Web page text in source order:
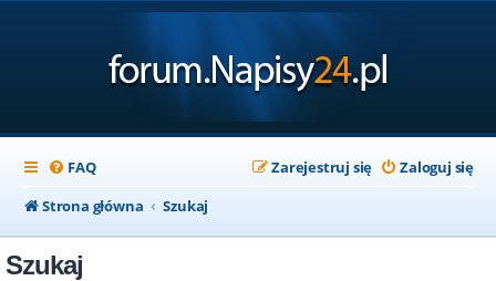
FAQ Zaloguj się
Zarejestruj się
Strona główna
Szukaj
Szukaj